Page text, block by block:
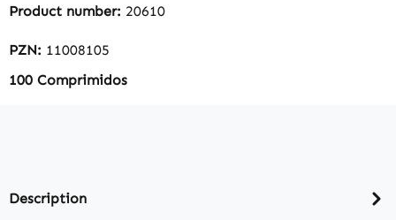
Product number: 20610
PZN: 11008105
100 Comprimidos
Description